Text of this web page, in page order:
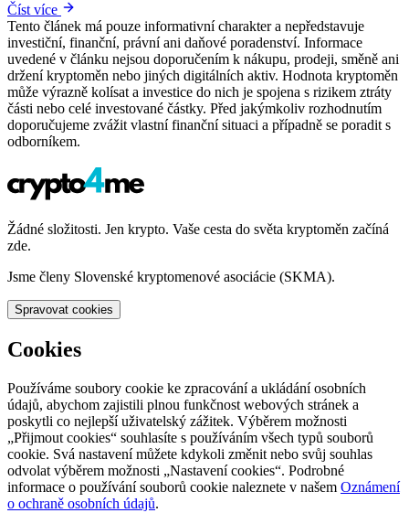
Číst více
Tento článek má pouze informativní charakter a nepředstavuje
investiční, finanční, právní ani daňové poradenství. Informace
uvedené v článku nejsou doporučením k nákupu, prodeji, směně ani
držení kryptoměn nebo jiných digitálních aktiv. Hodnota kryptoměn
může výrazně kolísat a investice do nich je spojena s rizikem ztráty
části nebo celé investované částky. Před jakýmkoliv rozhodnutím
doporučujeme zvážit vlastní finanční situaci a případně se poradit s
odborníkem.
Žádné složitosti. Jen krypto. Vaše cesta do světa kryptoměn začíná
zde.
Jsme členy Slovenské kryptomenové asociácie (SKMA).
Spravovat cookies
Cookies
Používáme soubory cookie ke zpracování a ukládání osobních
údajů, abychom zajistili plnou funkčnost webových stránek a
poskytli co nejlepší uživatelský zážitek. Výběrem možnosti
„Přijmout cookies“ souhlasíte s používáním všech typů souborů
cookie. Svá nastavení můžete kdykoli změnit nebo svůj souhlas
odvolat výběrem možnosti „Nastavení cookies“. Podrobné
informace o používání souborů cookie naleznete v našem Oznámení
o ochraně osobních údajů.